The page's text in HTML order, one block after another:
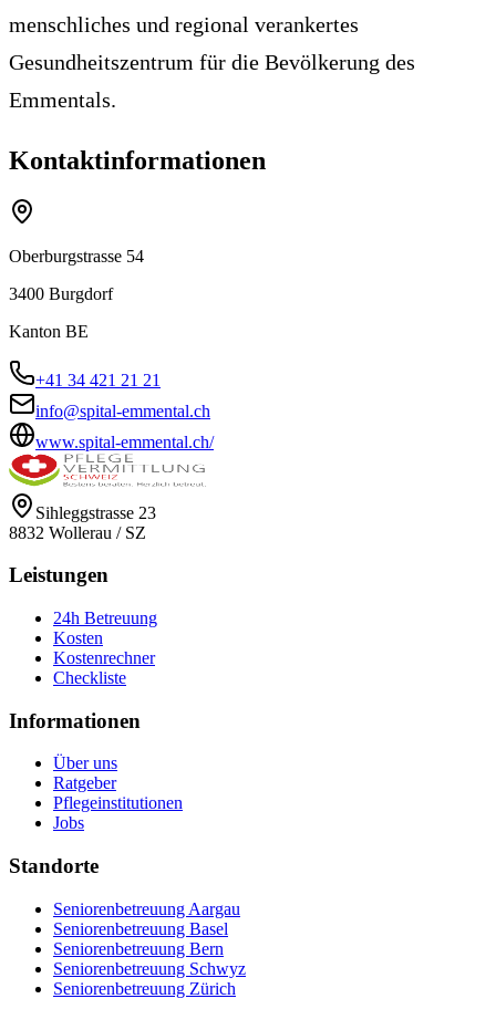
menschliches und regional verankertes
Gesundheitszentrum für die Bevölkerung des
Emmentals.
Kontaktinformationen
Oberburgstrasse 54
3400 Burgdorf
Kanton BE
+41 34 421 21 21
info@spital-emmental.ch
www.spital-emmental.ch/
Sihleggstrasse 23
8832 Wollerau / SZ
Leistungen
24h Betreuung
Kosten
Kostenrechner
Checkliste
Informationen
Über uns
Ratgeber
Pflegeinstitutionen
Jobs
Standorte
Seniorenbetreuung Aargau
Seniorenbetreuung Basel
Seniorenbetreuung Bern
Seniorenbetreuung Schwyz
Seniorenbetreuung Zürich